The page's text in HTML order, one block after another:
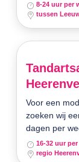
8-24 uur per
tussen
Voor een
zoeken wij
dagen per
16-32 uur
regio